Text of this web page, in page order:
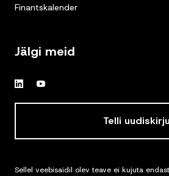
Finantskalender
Jälgi meid
Telli uudiskirju
Sellel veebisaidil olev teave ei kujuta